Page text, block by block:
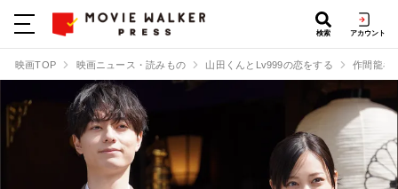
検索 アカウント
映画TOP 映画ニュース・読みもの 山田くんとLv999の恋をする 作間龍斗